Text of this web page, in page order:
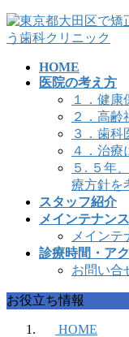
コ
ン
ナ
ビ
HOME
医院の考え方
１．健康
２．高齢
３．歯科
４．治療
５. ５年
療方針を
スタッフ紹介
メインテナン
メインテ
診療時間・ア
お問い合
お役立ち情報
HOME